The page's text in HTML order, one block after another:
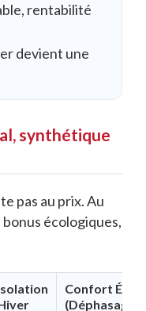
rentabilité
devient une
synthétique
pas au prix. Au
écologiques,
Confort Été
(Déphasage)